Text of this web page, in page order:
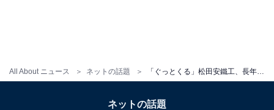
All About ニュース ネットの話題
ネットの話題